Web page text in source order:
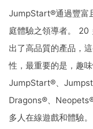
JumpStart®通過豐富
庭體驗之領導者。
出了高品質的產品，
性，最重要的是，趣
JumpStart®、
Dragons®、
多人在線遊戲和體驗